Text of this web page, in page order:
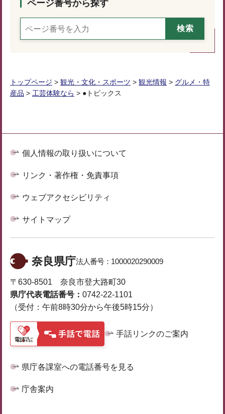
ページ番号から探す
トップページ > 観光・文化・スポーツ > 観光情報 > グルメ・特
産品 > 工芸体験なら > ●トピックス
個人情報の取り扱いについて
リンク・著作権・免責事項
ウェブアクセシビリティ
サイトマップ
奈良県庁法人番号： 1000020290009
〒630-8501 奈良市登大路町30
県庁代表電話番号： 0742-22-1101
（受付：午前8時30分から午後5時15分）
手話リンクのご案内
県庁各課室への電話番号を見る
庁舎案内